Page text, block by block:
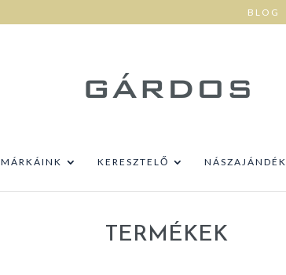
BLOG
MÁRKÁINK KERESZTELŐ NÁSZAJÁNDÉK
TERMÉKEK